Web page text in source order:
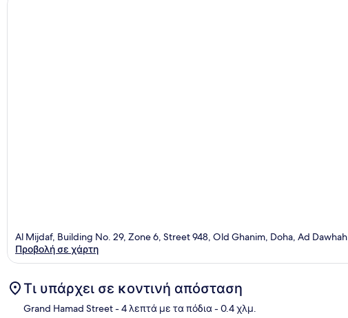
Al Mijdaf, Building No. 29, Zone 6, Street 948, Old Ghanim, Doha, Ad Dawhah
Προβολή σε χάρτη
Τι υπάρχει σε κοντινή απόσταση
Grand Hamad Street- 4 λεπτά με τα πόδια - 0.4 χλμ.